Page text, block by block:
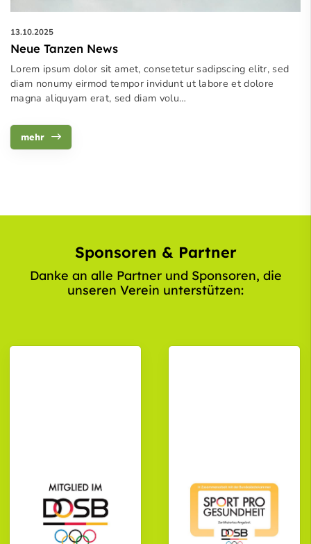
13.10.2025
Neue Tanzen News
Lorem ipsum dolor sit amet, consetetur sadipscing elitr, sed
diam nonumy eirmod tempor invidunt ut labore et dolore
magna aliquyam erat, sed diam volu…
mehr
Sponsoren & Partner
Danke an alle Partner und Sponsoren, die
unseren Verein unterstützen: